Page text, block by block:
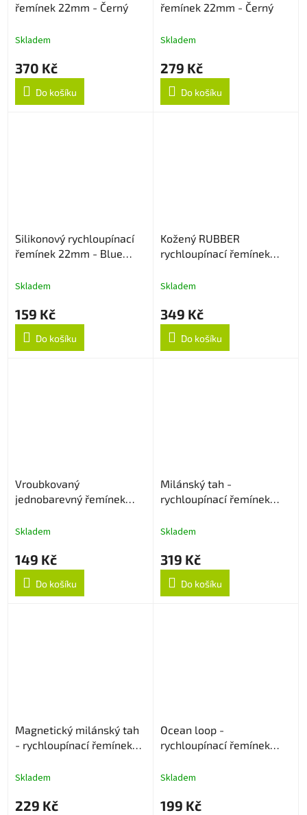
řemínek 22mm - Černý
Skladem
370 Kč
Do košíku
řemínek 22mm - Černý
Skladem
279 Kč
Do košíku
Silikonový rychloupínací
řemínek 22mm - Blue
Skladem
159 Kč
Do košíku
Kožený RUBBER
rychloupínací řemínek
Skladem
349 Kč
Do košíku
Vroubkovaný
jednobarevný řemínek
Skladem
149 Kč
Do košíku
Milánský tah -
rychloupínací řemínek
Skladem
319 Kč
Do košíku
Magnetický milánský tah
- rychloupínací řemínek
Skladem
229 Kč
Ocean loop -
rychloupínací řemínek
Skladem
199 Kč